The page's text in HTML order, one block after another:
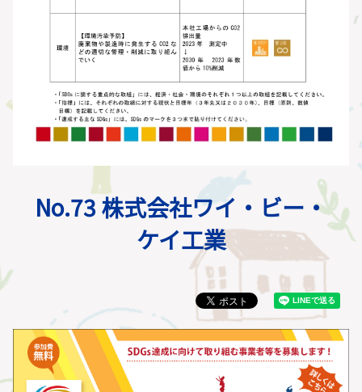
No.73 株式会社ワイ・ビー・
ケイ工業